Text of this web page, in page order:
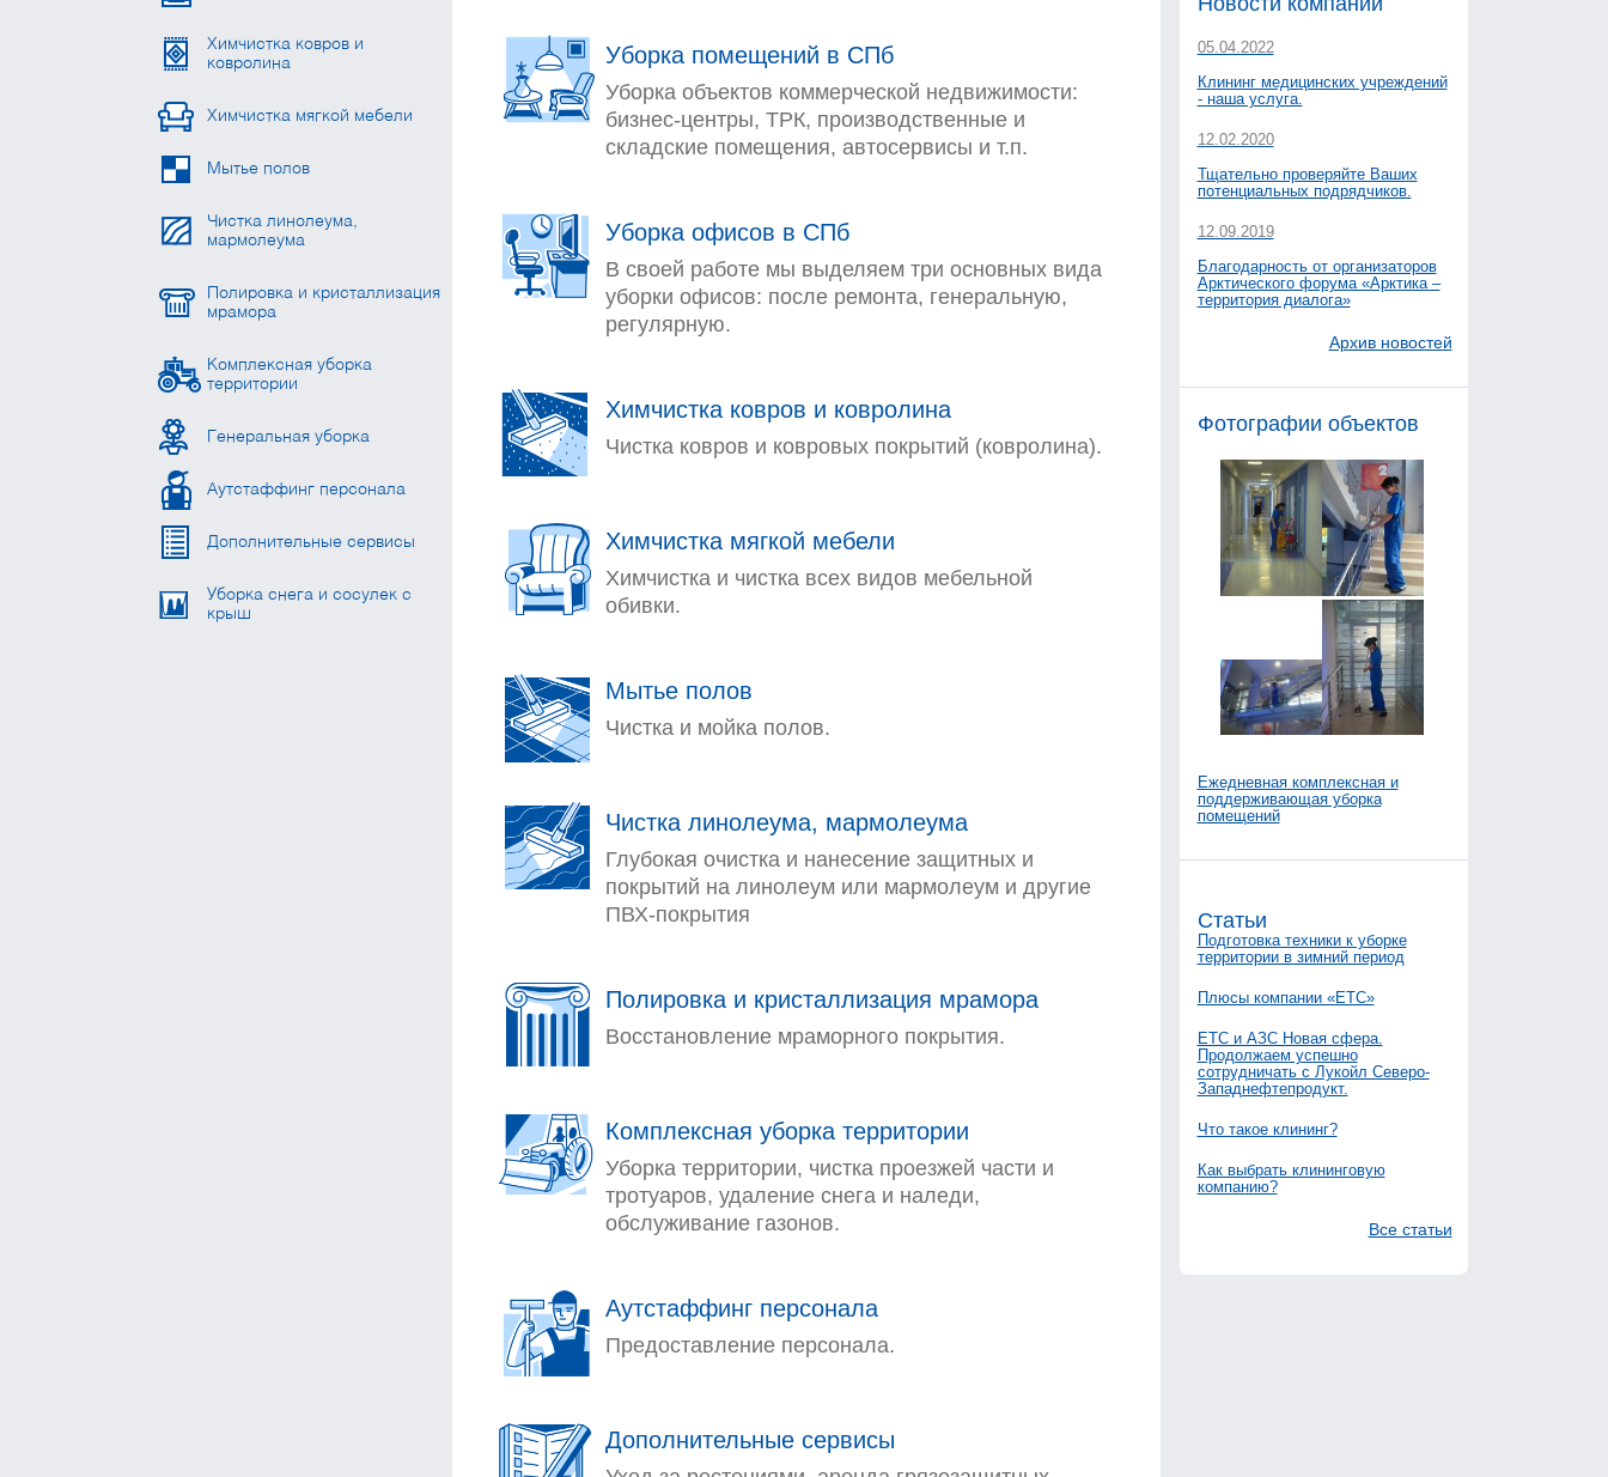
Химчистка ковров и
ковролина
Химчистка мягкой мебели
Мытье полов
Чистка линолеума,
мармолеума
Полировка и кристаллизация
мрамора
Комплексная уборка
территории
Генеральная уборка
Аутстаффинг персонала
Дополнительные сервисы
Уборка снега и сосулек с
крыш
Уборка помещений в СПб
Уборка объектов коммерческой недвижимости:
бизнес-центры, ТРК, производственные и
складские помещения, автосервисы и т.п.
Уборка офисов в СПб
В своей работе мы выделяем три основных вида
уборки офисов: после ремонта, генеральную,
регулярную.
Химчистка ковров и ковролина
Чистка ковров и ковровых покрытий (ковролина).
Химчистка мягкой мебели
Химчистка и чистка всех видов мебельной
обивки.
Мытье полов
Чистка и мойка полов.
Чистка линолеума, мармолеума
Глубокая очистка и нанесение защитных и
покрытий на линолеум или мармолеум и другие
ПВХ-покрытия
Полировка и кристаллизация мрамора
Восстановление мраморного покрытия.
Комплексная уборка территории
Уборка территории, чистка проезжей части и
тротуаров, удаление снега и наледи,
обслуживание газонов.
Аутстаффинг персонала
Предоставление персонала.
Дополнительные сервисы
05.04.2022
Клининг медицинских учреждений
- наша услуга.
12.02.2020
Тщательно проверяйте Ваших
потенциальных подрядчиков.
12.09.2019
Благодарность от организаторов
Арктического форума «Арктика –
территория диалога»
Архив новостей
Фотографии объектов
Ежедневная комплексная и
поддерживающая уборка
помещений
Статьи
Подготовка техники к уборке
территории в зимний период
Плюсы компании «ЕТС»
ЕТС и АЗС Новая сфера.
Продолжаем успешно
сотрудничать с Лукойл Северо-
Западнефтепродукт.
Что такое клининг?
Как выбрать клининговую
компанию?
Все статьи